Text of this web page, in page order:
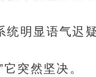
明显语气迟疑
突然坚决。